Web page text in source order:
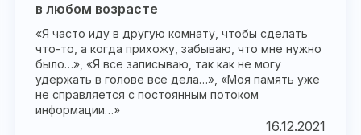
в любом возрасте
«Я часто иду в другую комнату, чтобы сделать
что-то, а когда прихожу, забываю, что мне нужно
было…», «Я все записываю, так как не могу
удержать в голове все дела…», «Моя память уже
не справляется с постоянным потоком
информации…»
16.12.2021